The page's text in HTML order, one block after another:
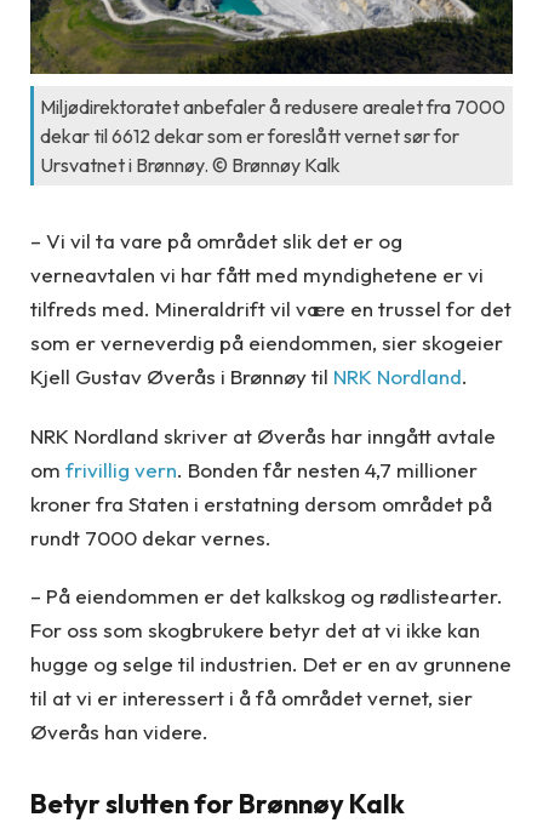
Miljødirektoratet anbefaler å redusere arealet fra 7000
dekar til 6612 dekar som er foreslått vernet sør for
Ursvatnet i Brønnøy. © Brønnøy Kalk
– Vi vil ta vare på området slik det er og
verneavtalen vi har fått med myndighetene er vi
tilfreds med. Mineraldrift vil være en trussel for det
som er verneverdig på eiendommen, sier skogeier
Kjell Gustav Øverås i Brønnøy til NRK Nordland.
NRK Nordland skriver at Øverås har inngått avtale
om frivillig vern. Bonden får nesten 4,7 millioner
kroner fra Staten i erstatning dersom området på
rundt 7000 dekar vernes.
– På eiendommen er det kalkskog og rødlistearter.
For oss som skogbrukere betyr det at vi ikke kan
hugge og selge til industrien. Det er en av grunnene
til at vi er interessert i å få området vernet, sier
Øverås han videre.
Betyr slutten for Brønnøy Kalk